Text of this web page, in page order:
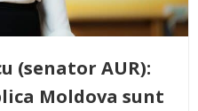
(senator AUR):
Moldova sunt